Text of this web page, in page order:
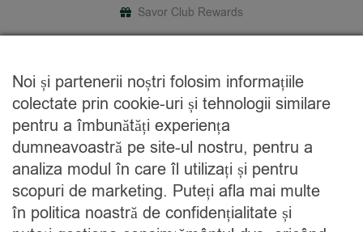
Savor Club Rewards
Cine suntem
Blog
Contact
CATEGORII
Condimente
Noi și partenerii noștri folosim informațiile
colectate prin cookie-uri și tehnologii similare
pentru a îmbunătăți experiența
dumneavoastră pe site-ul nostru, pentru a
analiza modul în care îl utilizați și pentru
scopuri de marketing. Puteți afla mai multe
în politica noastră de confidențialitate și